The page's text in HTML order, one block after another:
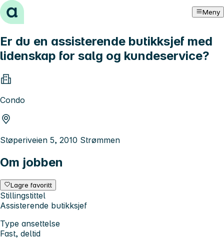
Hopp til innhold Meny
Er du en assisterende butikksjef med
lidenskap for salg og kundeservice?
Condo
Støperiveien 5, 2010 Strømmen
Om jobben
Lagre favoritt
Stillingstittel
Assisterende butikksjef
Type ansettelse
Fast, deltid